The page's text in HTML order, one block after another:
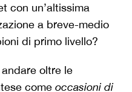
con un’altissima
a breve-medio
di primo livello?
oltre le
come occasioni di